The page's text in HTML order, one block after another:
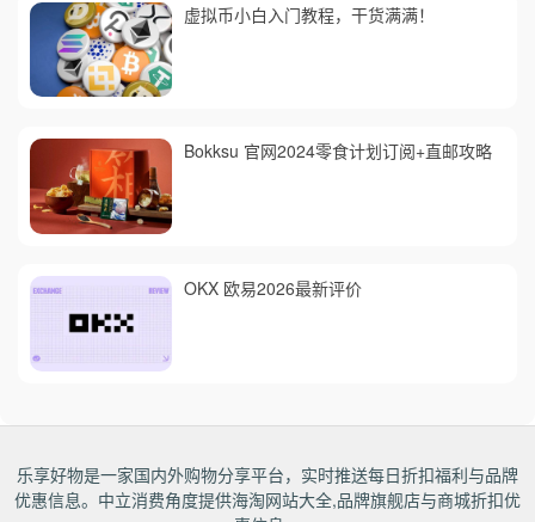
虚拟币小白入门教程，干货满满！
Bokksu 官网2024零食计划订阅+直邮攻略
OKX 欧易2026最新评价
乐享好物是一家国内外购物分享平台，实时推送每日折扣福利与品牌
优惠信息。中立消费角度提供海淘网站大全,品牌旗舰店与商城折扣优